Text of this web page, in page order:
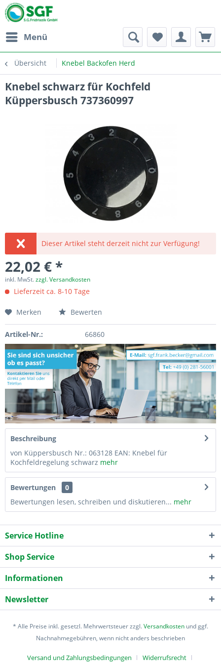
Menü
Übersicht Knebel Backofen Herd
Knebel schwarz für Kochfeld
Küppersbusch 737360997
Dieser Artikel steht derzeit nicht zur Verfügung!
22,02 € *
inkl. MwSt.zzgl. Versandkosten
Lieferzeit ca. 8-10 Tage
Merken Bewerten
Artikel-Nr.: 66860
Beschreibung
von Küppersbusch Nr.: 063128 EAN: Knebel für
Kochfeldregelung schwarz mehr
Bewertungen
0
Bewertungen lesen, schreiben und diskutieren... mehr
Service Hotline
Shop Service
Informationen
Newsletter
* Alle Preise inkl. gesetzl. Mehrwertsteuer zzgl.Versandkosten und ggf.
Nachnahmegebühren, wenn nicht anders beschrieben
Versand und Zahlungsbedingungen Widerrufsrecht